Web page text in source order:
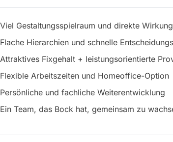
Viel Gestaltungsspielraum und direkte
Flache Hierarchien und schnelle
Attraktives Fixgehalt + leistungsorientierte
Flexible Arbeitszeiten und Homeoffice-Option
Persönliche und fachliche Weiterentwicklung
Ein Team, das Bock hat, gemeinsam zu